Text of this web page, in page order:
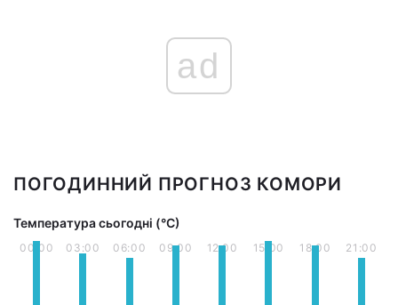
ad
ПОГОДИННИЙ ПРОГНОЗ КОМОРИ
Температура сьогодні (°С)
00:00 03:00 06:00 09:00 12:00 15:00 18:00 21:00